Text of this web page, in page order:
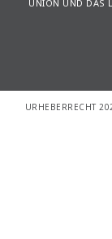
UNION UND DAS
URHEBERRECHT